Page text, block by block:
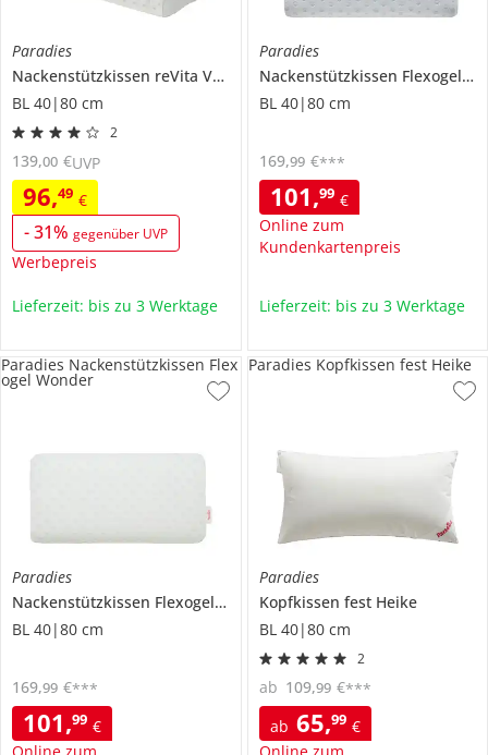
Paradies
Nackenstützkissen reVita Vario Ergonomic
BL 40|80 cm
2
96,49 €
-31% gegenüber UVP
Werbepreis
139,00 €UVP
Lieferzeit: bis zu 3 Werktage
Paradies
Nackenstützkissen Flexogel Happy
BL 40|80 cm
101,99 €
Online zum
Kundenkartenpreis
169,99 €***
Lieferzeit: bis zu 3 Werktage
Paradies
Nackenstützkissen Flexogel Wonder
BL 40|80 cm
101,99 €
169,99 €***
Paradies Nackenstützkissen Flex
ogel Wonder
Paradies
Kopfkissen fest Heike
BL 40|80 cm
2
ab 65,99 €
ab 109,99 €***
Paradies Kopfkissen fest Heike